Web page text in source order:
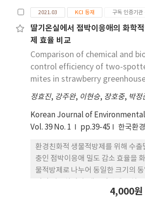
사료로 사육된 흰점박이꽃무지 유충
교한 결과 차이가 관찰되지 않았다.
점박이꽃무지 유 충의 생체중을 주별
과, 3주차 관찰시기부터 EM과 OM
서 흰점박이꽃무지 유충 평균중량이
다. 유충 사육 시 생존율은 발효사료
96.7%이나, 비발효사료의 경우
본 실험결과, 흰점박이꽃무지의 생육
효는 꼭 필요했으며, OM은 EM을 대
점박이꽃무지 대체사료의 발효원으
2021.03 KCI 등재 구독 인증기
딸기온실에서 점박이응애의 화학
제 효율 비교
Comparison of chemical and
control efficiency of two-
mites in strawberry
정효진, 강주완, 이현승, 장호중, 박정
Korean Journal of
Vol. 39 No. 1
pp.39-45 한국환
환경친화적 생물적방제를 위해 수출
충인 점박이응애 밀도 감소 효율을
물적방제로 나누어 동일한 크기의
천적인 칠레이리응 애만을 이용하
4,000원